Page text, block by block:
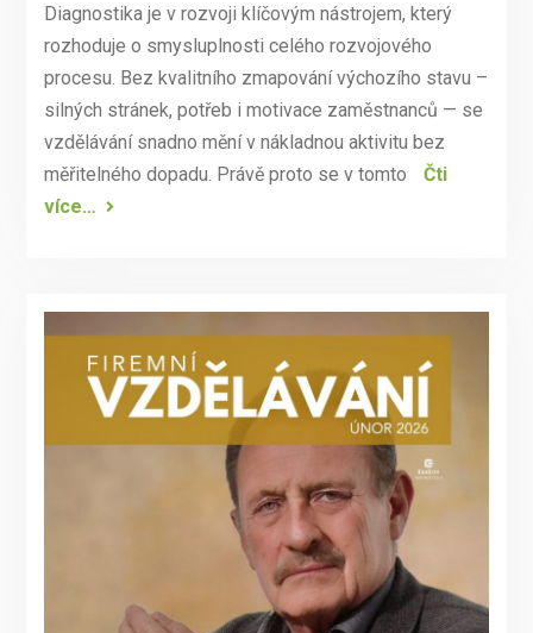
Diagnostika je v rozvoji klíčovým nástrojem, který
rozhoduje o smysluplnosti celého rozvojového
procesu. Bez kvalitního zmapování výchozího stavu –
silných stránek, potřeb i motivace zaměstnanců — se
vzdělávání snadno mění v nákladnou aktivitu bez
měřitelného dopadu. Právě proto se v tomto
Čti
více…